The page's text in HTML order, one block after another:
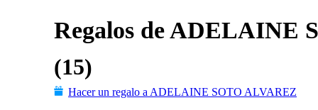
Regalos de ADELAINE
(15)
Hacer un regalo a ADELAINE SOTO ALVAREZ